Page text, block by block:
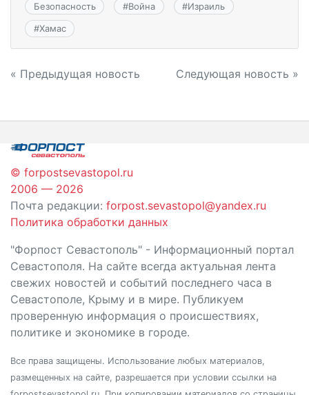
Безопасность #Война #Израиль
#Хамас
Навигация
записям
« Предыдущая новость Следующая новость »
© forpostsevastopol.ru
2006 — 2026
Почта редакции: forpost.sevastopol@yandex.ru
Политика обработки данных
"Форпост Севастополь" - Информационный портал
Севастополя. На сайте всегда актуальная лента
свежих новостей и событий последнего часа в
Севастополе, Крыму и в мире. Публикуем
проверенную информация о происшествиях,
политике и экономике в городе.
Все права защищены. Использование любых материалов,
размещенных на сайте, разрешается при условии ссылки на